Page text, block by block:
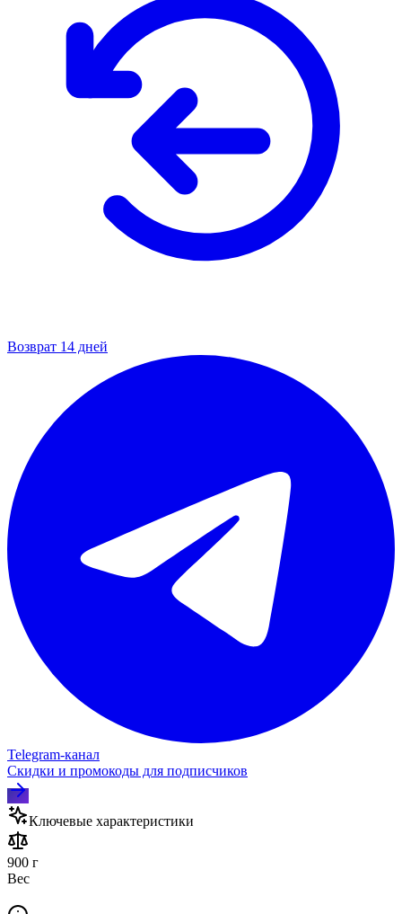
Возврат 14 дней
Telegram‑канал
Скидки и промокоды для подписчиков
Ключевые характеристики
900 г
Вес